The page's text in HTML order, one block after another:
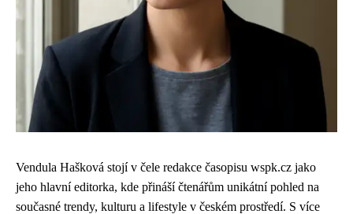
Vendula Hašková stojí v čele redakce časopisu wspk.cz jako
jeho hlavní editorka, kde přináší čtenářům unikátní pohled na
současné trendy, kulturu a lifestyle v českém prostředí. S více